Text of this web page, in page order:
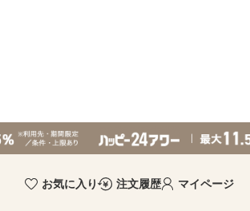
お気に入り 注文履歴 マイページ